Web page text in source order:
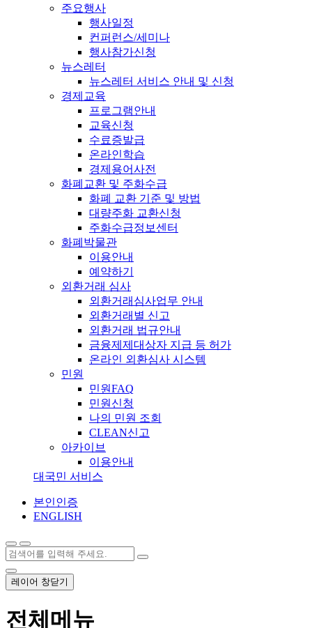
주요행사
행사일정
컨퍼런스/세미나
행사참가신청
뉴스레터
뉴스레터 서비스 안내 및 신청
경제교육
프로그램안내
교육신청
수료증발급
온라인학습
경제용어사전
화폐교환 및 주화수급
화폐 교환 기준 및 방법
대량주화 교환신청
주화수급정보센터
화폐박물관
이용안내
예약하기
외환거래 심사
외환거래심사업무 안내
외환거래별 신고
외환거래 법규안내
금융제제대상자 지급 등 허가
온라인 외환심사 시스템
민원
민원FAQ
민원신청
나의 민원 조회
CLEAN신고
아카이브
이용안내
대국민 서비스
본인인증
ENGLISH
레이어 창닫기
전체메뉴